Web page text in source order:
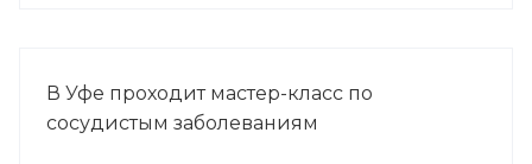
В Уфе проходит мастер-класс по
сосудистым заболеваниям